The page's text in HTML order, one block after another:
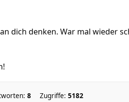
dich denken. War mal wieder
8 Zugriffe: 5182